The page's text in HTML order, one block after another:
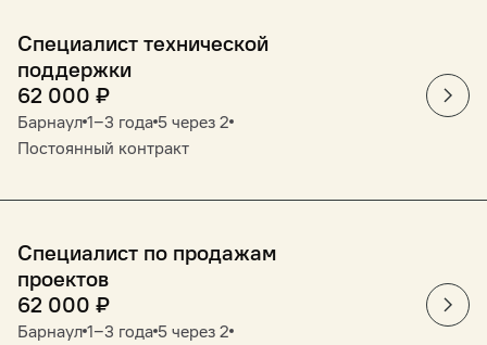
Специалист технической
поддержки
62 000 ₽
Барнаул 1‒3 года 5 через 2
Постоянный контракт
Специалист по продажам
проектов
62 000 ₽
Барнаул 1‒3 года 5 через 2